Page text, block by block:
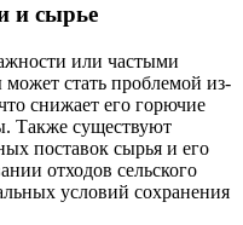
и сырье
или частыми
стать проблемой из-
снижает его горючие
Также существуют
поставок сырья и его
отходов сельского
условий сохранения